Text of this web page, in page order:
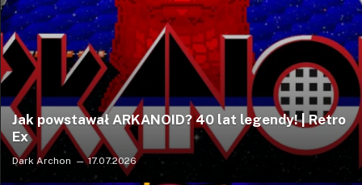
Jak powstawał ARKANOID? 40 lat legendy! | Retro
Ex
Dark Archon 17.07.2026